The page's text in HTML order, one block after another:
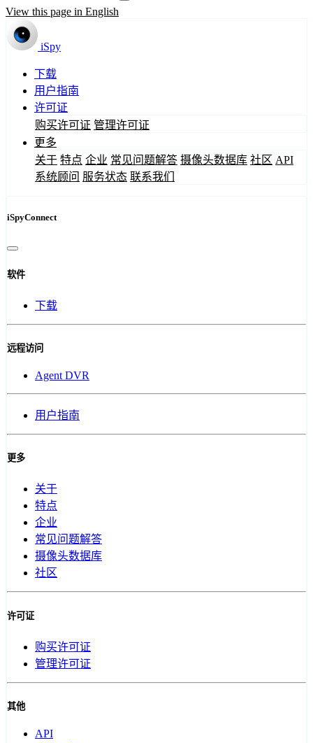
View this page in English
iSpy
下载
用户指南
许可证
购买许可证 管理许可证
更多
关于 特点 企业 常见问题解答 摄像头数据库 社区 API
系统顾问 服务状态 联系我们
iSpyConnect
软件
下载
远程访问
Agent DVR
用户指南
更多
关于
特点
企业
常见问题解答
摄像头数据库
社区
许可证
购买许可证
管理许可证
其他
API